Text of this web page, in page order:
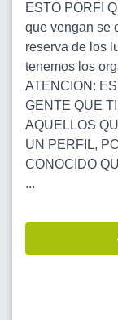
ESTO PORFI
que vengan se
reserva de los
tenemos los
ATENCION:
GENTE QUE
AQUELLOS
UN PERFIL,
CONOCIDO
...